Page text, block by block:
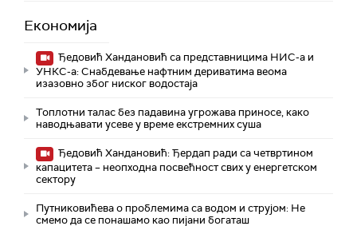
Економија
Ђедовић Хандановић са представницима НИС-а и
УНКС-а: Снабдевање нафтним дериватима веома
изазовно због ниског водостаја
Топлотни талас без падавина угрожава приносе, како
наводњавати усеве у време екстремних суша
Ђедовић Хандановић: Ђердап ради са четвртином
капацитета – неопходна посвећност свих у енергетском
сектору
Путниковићева о проблемима са водом и струјом: Не
смемо да се понашамо као пијани богаташ